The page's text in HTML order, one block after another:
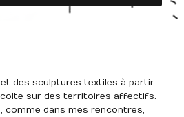
des sculptures textiles à partir
sur des territoires affectifs.
comme dans mes rencontres,